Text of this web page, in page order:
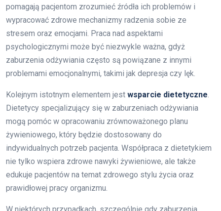
pomagają pacjentom zrozumieć źródła ich problemów i
wypracować zdrowe mechanizmy radzenia sobie ze
stresem oraz emocjami. Praca nad aspektami
psychologicznymi może być niezwykle ważna, gdyż
zaburzenia odżywiania często są powiązane z innymi
problemami emocjonalnymi, takimi jak depresja czy lęk.
Kolejnym istotnym elementem jest wsparcie dietetyczne.
Dietetycy specjalizujący się w zaburzeniach odżywiania
mogą pomóc w opracowaniu zrównoważonego planu
żywieniowego, który będzie dostosowany do
indywidualnych potrzeb pacjenta. Współpraca z dietetykiem
nie tylko wspiera zdrowe nawyki żywieniowe, ale także
edukuje pacjentów na temat zdrowego stylu życia oraz
prawidłowej pracy organizmu.